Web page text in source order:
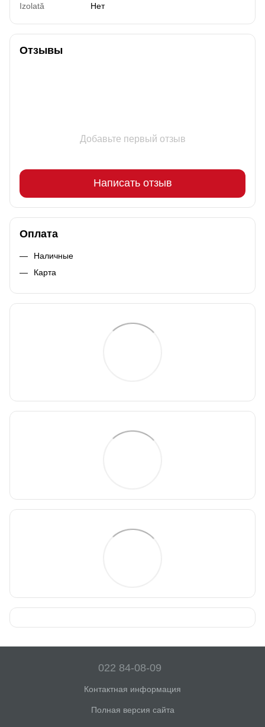
Izolată
Нет
Отзывы
Добавьте первый отзыв
Написать отзыв
Оплата
Наличные
Карта
022 84-08-09
Контактная информация
Полная версия сайта